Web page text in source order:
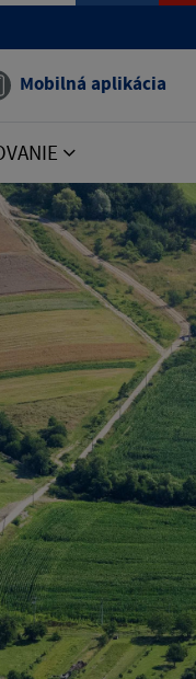
Mobilná aplikácia